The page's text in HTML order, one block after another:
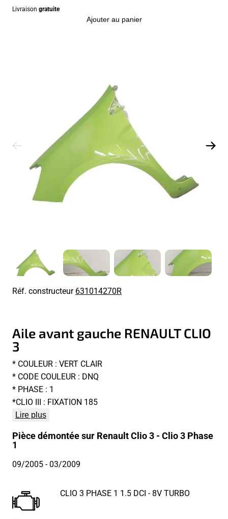
Livraison gratuite
Ajouter au panier
Réf. constructeur631014270R
Aile avant gauche RENAULT CLIO
3
* COULEUR : VERT CLAIR
* CODE COULEUR : DNQ
* PHASE : 1
*CLIO III : FIXATION 185
Lire plus
Pièce démontée sur Renault Clio 3 - Clio 3 Phase
1
09/2005- 03/2009
CLIO 3 PHASE 1 1.5 DCI - 8V TURBO